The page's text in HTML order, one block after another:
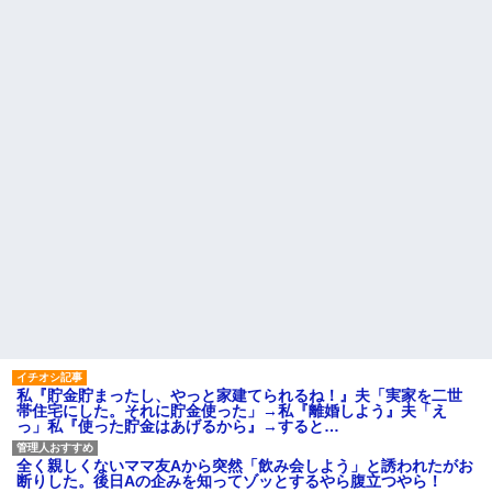
私『貯金貯まったし、やっと家建てられるね！』夫「実家を二世
帯住宅にした。それに貯金使った」→私『離婚しよう』夫「え
っ」私『使った貯金はあげるから』→すると…
全く親しくないママ友Aから突然「飲み会しよう」と誘われたがお
断りした。後日Aの企みを知ってゾッとするやら腹立つやら！